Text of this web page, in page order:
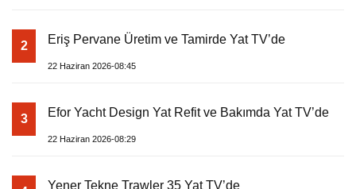
2 Eriş Pervane Üretim ve Tamirde Yat TV’de
22 Haziran 2026-08:45
3 Efor Yacht Design Yat Refit ve Bakımda Yat TV’de
22 Haziran 2026-08:29
Yener Tekne Trawler 35 Yat TV’de